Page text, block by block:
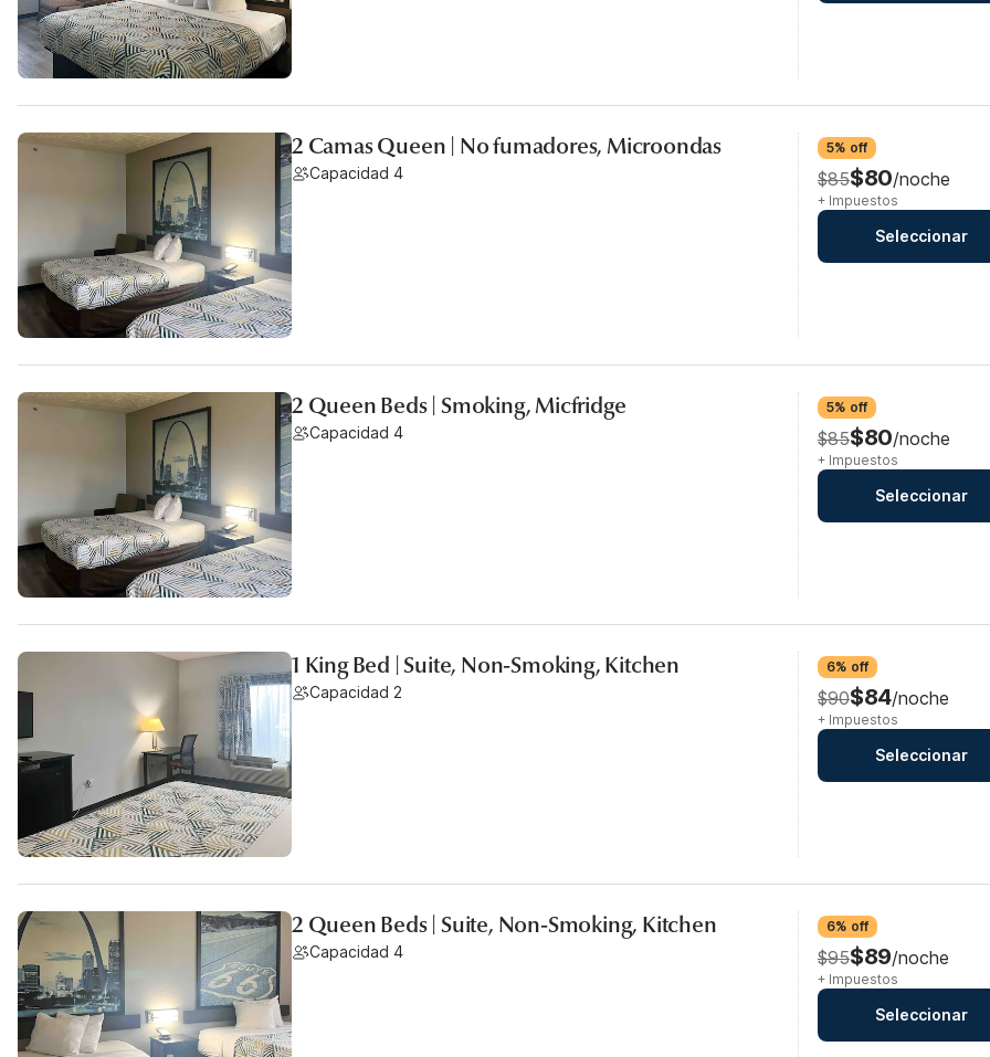
2 Camas Queen | No fumadores, Microondas
Capacidad 4
5% off
$85$80/noche
+ Impuestos
Seleccionar
2 Queen Beds | Smoking, Micfridge
Capacidad 4
5% off
$85$80/noche
+ Impuestos
Seleccionar
1 King Bed | Suite, Non-Smoking, Kitchen
Capacidad 2
6% off
$90$84/noche
+ Impuestos
Seleccionar
2 Queen Beds | Suite, Non-Smoking, Kitchen
Capacidad 4
6% off
$95$89/noche
+ Impuestos
Seleccionar